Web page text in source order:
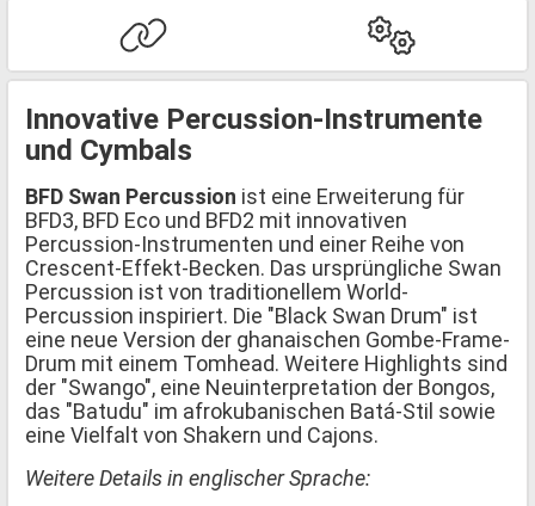
Innovative Percussion-Instrumente
und Cymbals
BFD Swan Percussion ist eine Erweiterung für
BFD3, BFD Eco und BFD2 mit innovativen
Percussion-Instrumenten und einer Reihe von
Crescent-Effekt-Becken. Das ursprüngliche Swan
Percussion ist von traditionellem World-
Percussion inspiriert. Die "Black Swan Drum" ist
eine neue Version der ghanaischen Gombe-Frame-
Drum mit einem Tomhead. Weitere Highlights sind
der "Swango", eine Neuinterpretation der Bongos,
das "Batudu" im afrokubanischen Batá-Stil sowie
eine Vielfalt von Shakern und Cajons.
Weitere Details in englischer Sprache: